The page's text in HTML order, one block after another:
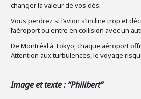
changer la valeur de vos dés.
Vous perdrez si l’avion s’incline trop et
l’aéroport ou entre en collision avec un
De Montréal à Tokyo, chaque aéroport
Attention aux turbulences, le voyage
Image et texte : “Philibert”